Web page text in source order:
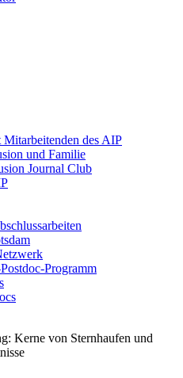
des AIP
und Familie
Journal Club
Programm
Kerne von Sternhaufen und